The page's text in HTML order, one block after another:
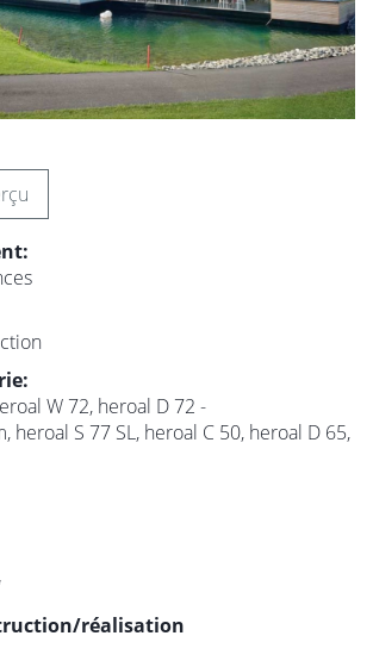
W 72, heroal D 72 -
heroal S 77 SL, heroal C 50, heroal D 65,
réalisation